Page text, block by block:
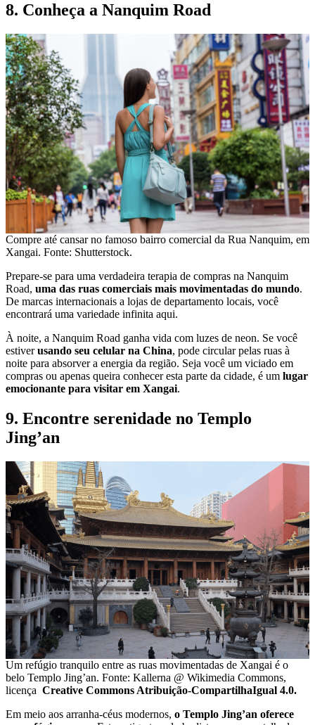
8. Conheça a Nanquim Road
Compre até cansar no famoso bairro comercial da Rua Nanquim, em
Xangai. Fonte: Shutterstock.
Prepare-se para uma verdadeira terapia de compras na Nanquim
Road, uma das ruas comerciais mais movimentadas do mundo.
De marcas internacionais a lojas de departamento locais, você
encontrará uma variedade infinita aqui.
À noite, a Nanquim Road ganha vida com luzes de neon. Se você
estiverusando seu celular na China, pode circular pelas ruas à
noite para absorver a energia da região. Seja você um viciado em
compras ou apenas queira conhecer esta parte da cidade, é um lugar
emocionante para visitar em Xangai.
9. Encontre serenidade no Templo
Jing’an
Um refúgio tranquilo entre as ruas movimentadas de Xangai é o
belo Templo Jing’an. Fonte: Kallerna @ Wikimedia Commons,
licença Creative Commons Atribuição-CompartilhaIgual 4.0.
Em meio aos arranha-céus modernos, o Templo Jing’an oferece